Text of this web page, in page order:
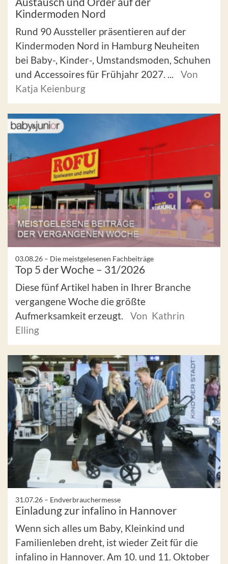
Kindermoden Nord
Rund 90 Aussteller präsentieren auf der
Kindermoden Nord in Hamburg Neuheiten
bei Baby-, Kinder-, Umstandsmoden, Schuhen
und Accessoires für Frühjahr 2027. ...
Von
Katja Keienburg
03.08.26 – Die meistgelesenen Fachbeiträge
Top 5 der Woche – 31/2026
Diese fünf Artikel haben in Ihrer Branche
vergangene Woche die größte
Aufmerksamkeit erzeugt.
Von Kathrin
Elling
31.07.26 – Endverbrauchermesse
Einladung zur infalino in Hannover
Wenn sich alles um Baby, Kleinkind und
Familienleben dreht, ist wieder Zeit für die
infalino in Hannover. Am 10. und 11. Oktober